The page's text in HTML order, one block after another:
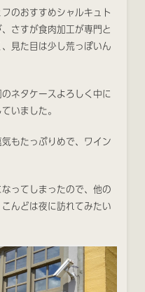
のおすすめシャルキュト
さすが食肉加工が専門と
見た目は少し荒っぽいん
ネタケースよろしく中に
いました。
もたっぷりめで、ワイン
ってしまったので、他の
んどは夜に訪れてみたい